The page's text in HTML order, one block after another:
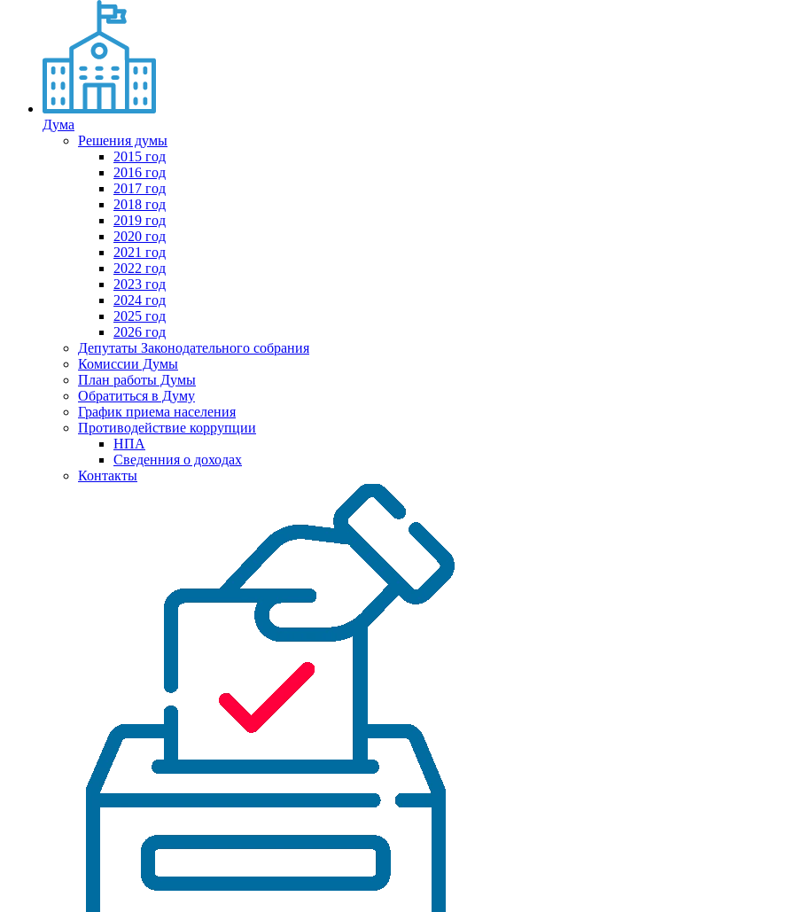
Дума
Решения думы
2015 год
2016 год
2017 год
2018 год
2019 год
2020 год
2021 год
2022 год
2023 год
2024 год
2025 год
2026 год
Депутаты Законодательного собрания
Комиссии Думы
План работы Думы
Обратиться в Думу
График приема населения
Противодействие коррупции
НПА
Сведенния о доходах
Контакты